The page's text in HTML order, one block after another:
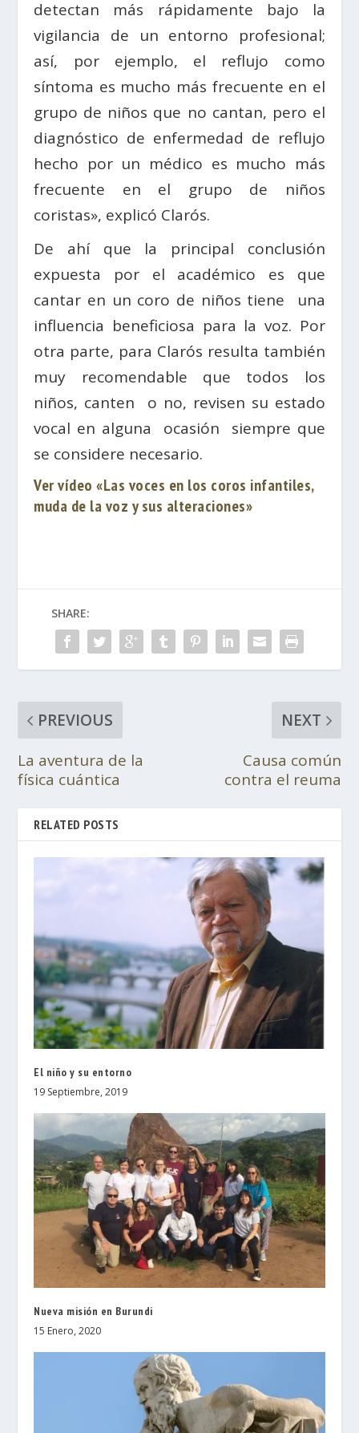
detectan más rápidamente bajo la
vigilancia de un entorno profesional;
así, por ejemplo, el reflujo como
síntoma es mucho más frecuente en el
grupo de niños que no cantan, pero el
diagnóstico de enfermedad de reflujo
hecho por un médico es mucho más
frecuente en el grupo de niños
coristas», explicó Clarós.
De ahí que la principal conclusión
expuesta por el académico es que
cantar en un coro de niños tiene una
influencia beneficiosa para la voz. Por
otra parte, para Clarós resulta también
muy recomendable que todos los
niños, canten o no, revisen su estado
vocal en alguna ocasión siempre que
se considere necesario.
Ver vídeo «Las voces en los coros infantiles,
muda de la voz y sus alteraciones»
SHARE:
PREVIOUS
La aventura de la
física cuántica
NEXT
Causa común
contra el reuma
RELATED POSTS
El niño y su entorno
19 Septiembre, 2019
Nueva misión en Burundi
15 Enero, 2020